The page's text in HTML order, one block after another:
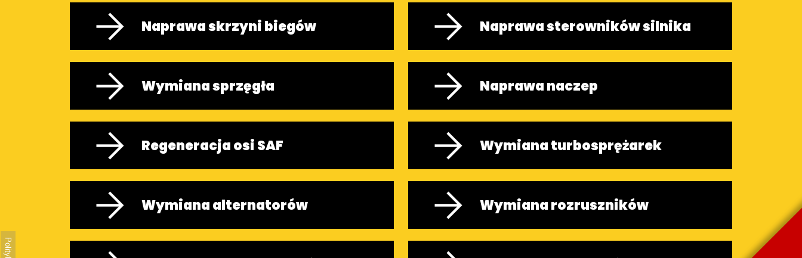
Naprawa skrzyni biegów Naprawa sterowników silnika
Wymiana sprzęgła Naprawa naczep
Regeneracja osi SAF Wymiana turbosprężarek
Wymiana alternatorów Wymiana rozruszników